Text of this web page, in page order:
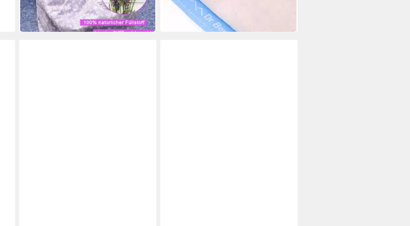
-15%
in 3-4 Werktagen bei dir
in 3-4 Werktagen bei dir